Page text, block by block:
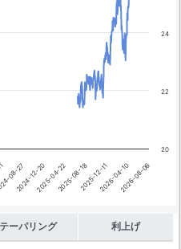
08-27
2024-12-202025-04-222025-08-182025-12-112026-04-102026-08-06
22
24
20
テーパリング 利上げ